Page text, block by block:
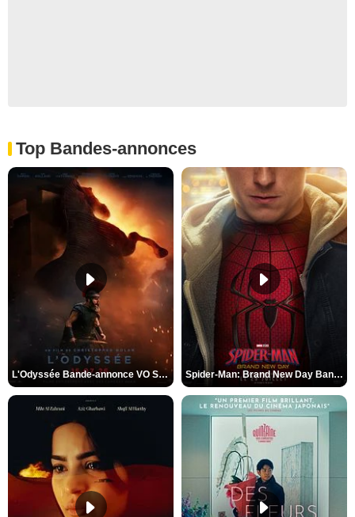
Top Bandes-annonces
L'Odyssée Bande-annonce VO STFR Spider-Man: Brand New Day Bande-annonce VO STFR